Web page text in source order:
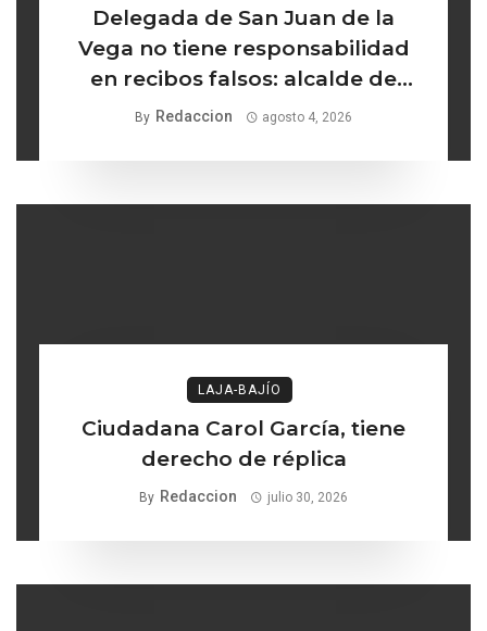
Delegada de San Juan de la
Vega no tiene responsabilidad
en recibos falsos: alcalde de
Celaya
By Redaccion agosto 4, 2026
LAJA-BAJÍO
Ciudadana Carol García, tiene
derecho de réplica
By Redaccion julio 30, 2026